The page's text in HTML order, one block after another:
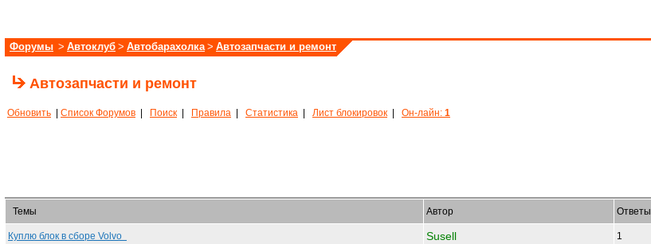
Форумы > Автоклуб > Автобарахолка > Автозапчасти и ремонт
Автозапчасти и ремонт
Обновить Список Форумов Поиск Правила Статистика Лист блокировок Он-лайн: 1
Темы Автор Ответы
Куплю блок в сборе Volvo Susell 1